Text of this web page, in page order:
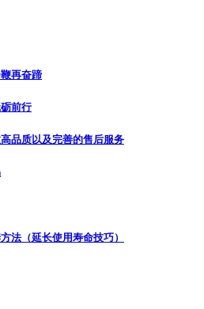
再奋蹄
前行
品质以及完善的售后服务
法（延长使用寿命技巧）